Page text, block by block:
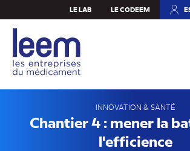
au
contenu
principal
LE LAB LE CODEEM
INNOVATION & SANTÉ
Chantier 4 : mener la
l'efficience